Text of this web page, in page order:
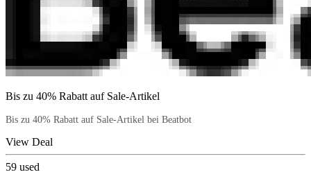
Bis zu 40% Rabatt auf Sale-Artikel
Bis zu 40% Rabatt auf Sale-Artikel bei Beatbot
View Deal
59 used